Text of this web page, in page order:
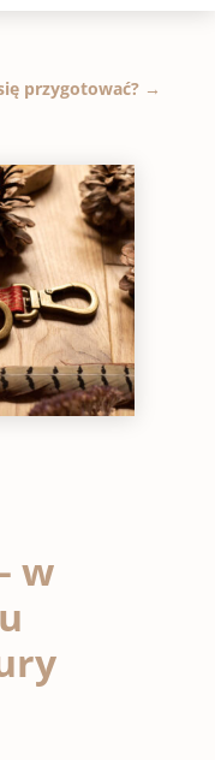
przygotować? →
w